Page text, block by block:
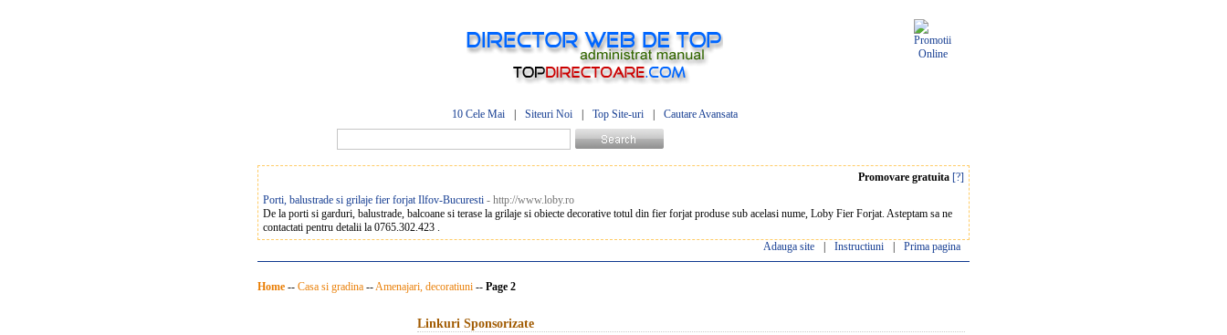
10 Cele Mai Siteuri Noi Top Site-uri Cautare Avansata
Promovare gratuita [?]
Porti, balustrade si grilaje fier forjat Ilfov-Bucuresti - http://www.loby.ro
De la porti si garduri, balustrade, balcoane si terase la grilaje si obiecte decorative totul din fier forjat produse sub acelasi nume, Loby Fier Forjat. Asteptam sa ne
contactati pentru detalii la 0765.302.423 .
Adauga site
Instructiuni Prima pagina
Home -- Casa si gradina --Amenajari, decoratiuni -- Page 2
Linkuri Sponsorizate